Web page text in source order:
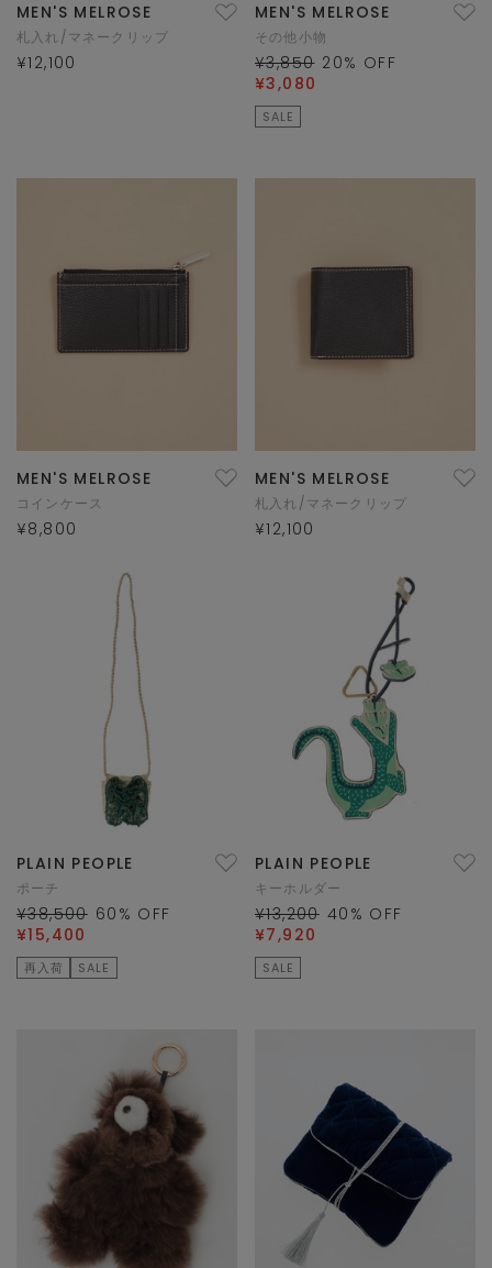
MEN'S MELROSE
札入れ/マネークリップ
¥12,100
MEN'S MELROSE
その他小物
¥3,850 20% OFF
¥3,080
SALE
MEN'S MELROSE
コインケース
¥8,800
MEN'S MELROSE
札入れ/マネークリップ
¥12,100
PLAIN PEOPLE
ポーチ
¥38,500 60 % OFF
¥15,400
再入荷 SALE
PLAIN PEOPLE
キーホルダー
¥13,200 40 % OFF
¥7,920
SALE